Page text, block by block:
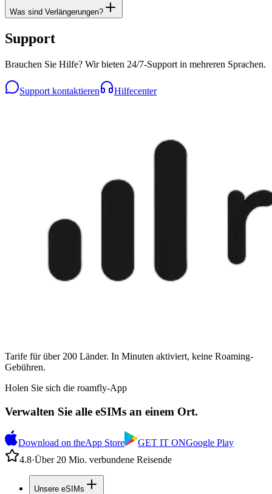
Was sind Verlängerungen?
Support
Brauchen Sie Hilfe? Wir bieten 24/7-Support in mehreren Sprachen.
Support kontaktieren Hilfecenter
Tarife für über 200 Länder. In Minuten aktiviert, keine Roaming-
Gebühren.
Holen Sie sich die roamfly-App
Verwalten Sie alle eSIMs an einem Ort.
Download on theApp Store GET IT ONGoogle Play
4.8·Über 20 Mio. verbundene Reisende
Unsere eSIMs